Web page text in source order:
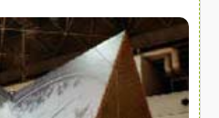
شهری ترافیکی
ساخت و ساز
مصالح ساختمانی
سازه پیش ساخته